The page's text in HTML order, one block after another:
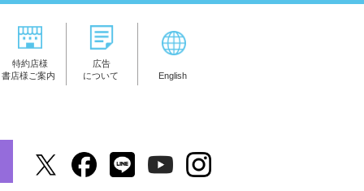
特約店様
書店様ご案内
広告
について
English